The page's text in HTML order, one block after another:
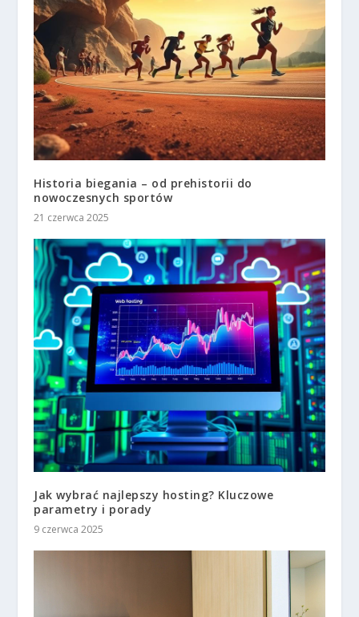
Historia biegania – od prehistorii do
nowoczesnych sportów
21 czerwca 2025
Jak wybrać najlepszy hosting? Kluczowe
parametry i porady
9 czerwca 2025